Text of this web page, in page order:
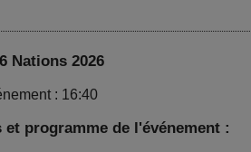
Nations 2026
: 16:40
programme de l'événement :